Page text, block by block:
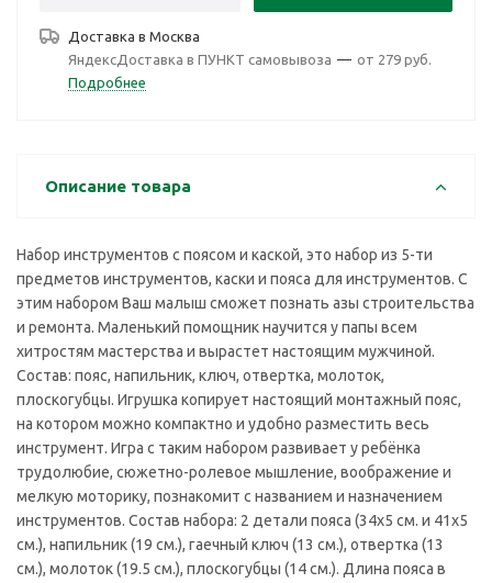
Доставка в Москва
ЯндексДоставка в ПУНКТ самовывоза — от 279 руб.
Подробнее
Описание товара
Набор инструментов с поясом и каской, это набор из 5-ти
предметов инструментов, каски и пояса для инструментов. С
этим набором Ваш малыш сможет познать азы строительства
и ремонта. Маленький помощник научится у папы всем
хитростям мастерства и вырастет настоящим мужчиной.
Состав: пояс, напильник, ключ, отвертка, молоток,
плоскогубцы. Игрушка копирует настоящий монтажный пояс,
на котором можно компактно и удобно разместить весь
инструмент. Игра с таким набором развивает у ребёнка
трудолюбие, сюжетно-ролевое мышление, воображение и
мелкую моторику, познакомит с названием и назначением
инструментов. Состав набора: 2 детали пояса (34х5 см. и 41х5
см.), напильник (19 см.), гаечный ключ (13 см.), отвертка (13
см.), молоток (19.5 см.), плоскогубцы (14 см.). Длина пояса в